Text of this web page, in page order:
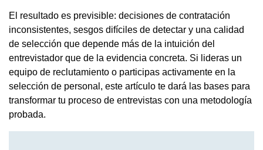
El resultado es previsible: decisiones de contratación
inconsistentes, sesgos difíciles de detectar y una calidad
de selección que depende más de la intuición del
entrevistador que de la evidencia concreta. Si lideras un
equipo de reclutamiento o participas activamente en la
selección de personal, este artículo te dará las bases para
transformar tu proceso de entrevistas con una metodología
probada.